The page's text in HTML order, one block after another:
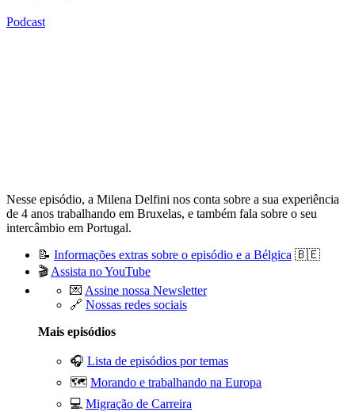
Podcast
Nesse episódio, a Milena Delfini nos conta sobre a sua experiência
de 4 anos trabalhando em Bruxelas, e também fala sobre o seu
intercâmbio em Portugal.
📝 Informações extras sobre o episódio e a Bélgica 🇧🇪
🎬 Assista no YouTube
💌 Assine nossa Newsletter
🔗 Nossas redes sociais
Mais episódios
🎧 Lista de episódios por temas
🗺️ Morando e trabalhando na Europa
💻 Migração de Carreira